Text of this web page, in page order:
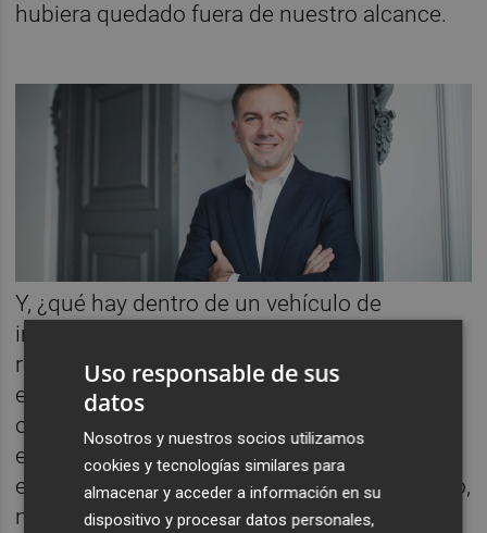
hubiera quedado fuera de nuestro alcance.
Y, ¿qué hay dentro de un vehículo de
inversión? Un conjunto de activos que
requieren una rehabilitación, ya sean
edificios, viviendas, locales comerciales,
oficinas, hoteles, etc. seleccionados por
equipo gestor de primer nivel, que se
encargará de todo por nosotros. No sólo eso,
normalmente también suelen tener
Uso responsable de sus
datos
Nosotros y nuestros socios utilizamos
cookies y tecnologías similares para
almacenar y acceder a información en su
dispositivo y procesar datos personales,